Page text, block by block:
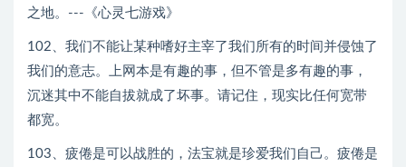
之地。---《心灵七游戏》
102、我们不能让某种嗜好主宰了我们所有的时间并侵蚀了
我们的意志。上网本是有趣的事，但不管是多有趣的事，
沉迷其中不能自拔就成了坏事。请记住，现实比任何宽带
都宽。
103、疲倦是可以战胜的，法宝就是珍爱我们自己。疲倦是